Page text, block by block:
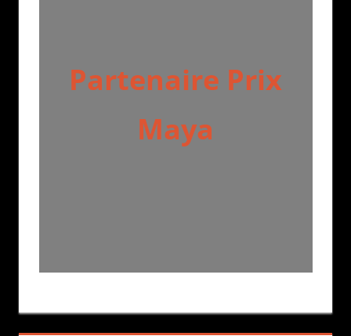
Partenaire Prix
Maya